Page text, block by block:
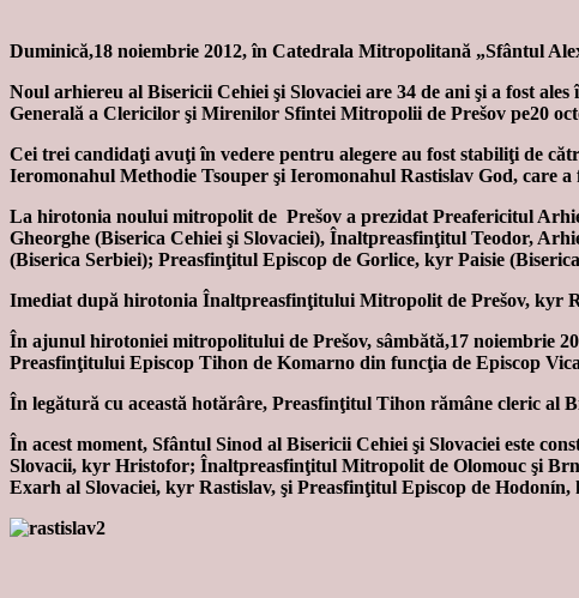
Duminică,18 noiembrie 2012, în Catedrala Mitropolitană „Sfântul
Noul arhiereu al Bisericii Cehiei şi Slovaciei are 34 de ani şi a fost
Generală a Clericilor şi Mirenilor Sfintei Mitropolii de Prešov pe20
Cei trei candidaţi avuţi în vedere pentru alegere au fost stabiliţi de
Ieromonahul Methodie Tsouper şi Ieromonahul Rastislav God, care
La hirotonia noului mitropolit de Prešov a prezidat Preafericitul
Gheorghe (Biserica Cehiei şi Slovaciei), Înaltpreasfinţitul Teodor,
(Biserica Serbiei); Preasfinţitul Episcop de Gorlice, kyr Paisie
Imediat după hirotonia Înaltpreasfinţitului Mitropolit de Prešov, kyr
În ajunul hirotoniei mitropolitului de Prešov, sâmbătă,17 noiembrie
Preasfinţitului Episcop Tihon de Komarno din funcţia de Episcop
În legătură cu această hotărâre, Preasfinţitul Tihon rămâne cleric al
În acest moment, Sfântul Sinod al Bisericii Cehiei şi Slovaciei este
Slovacii, kyr Hristofor; Înaltpreasfinţitul Mitropolit de Olomouc şi
Exarh al Slovaciei, kyr Rastislav, şi Preasfinţitul Episcop de